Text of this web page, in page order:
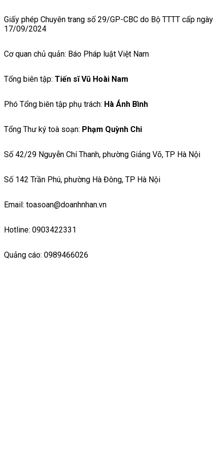
Giấy phép Chuyên trang số 29/GP-CBC do Bộ TTTT cấp ngày
17/09/2024
Cơ quan chủ quản: Báo Pháp luật Việt Nam
Tổng biên tập: Tiến sĩ Vũ Hoài Nam
Phó Tổng biên tập phụ trách: Hà Ánh Bình
Tổng Thư ký toà soạn: Phạm Quỳnh Chi
Số 42/29 Nguyễn Chí Thanh, phường Giảng Võ, TP Hà Nội
Số 142 Trần Phú, phường Hà Đông, TP Hà Nội
Email: toasoan@doanhnhan.vn
Hotline: 0903422331
Quảng cáo: 0989466026